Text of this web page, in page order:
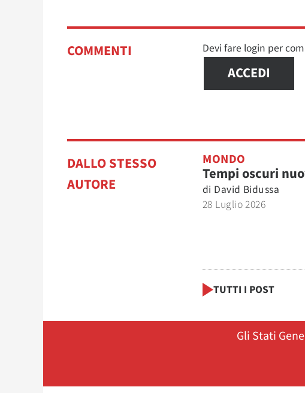
COMMENTI Devi fare login per
ACCEDI
DALLO STESSO
AUTORE
MONDO
Tempi oscuri
di David Bidussa
28 Luglio 2026
TUTTI I POST
Gli Stati